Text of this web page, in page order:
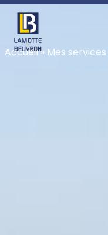
principal
Accueil» Mes services